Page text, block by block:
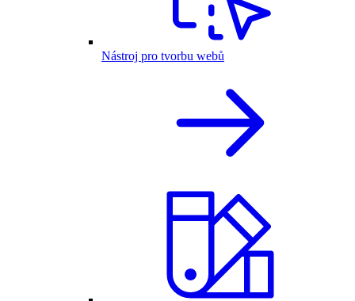
Nástroj pro tvorbu webů